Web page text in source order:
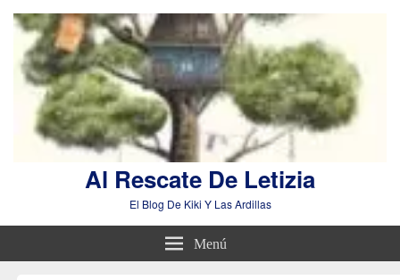
Al Rescate De Letizia
El Blog De Kiki Y Las Ardillas
Menú